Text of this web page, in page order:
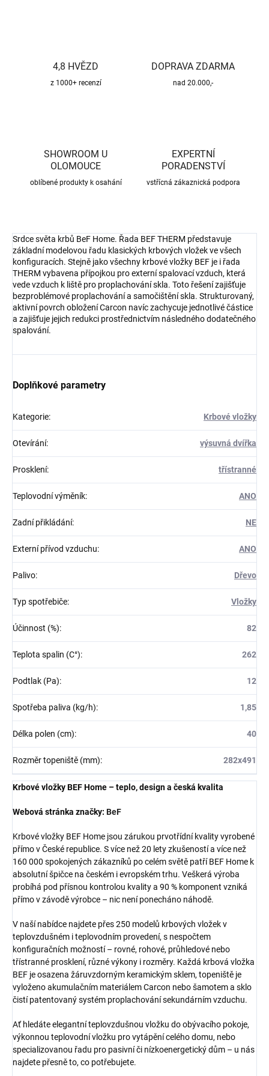
4,8 HVĚZD
z 1000+ recenzí
DOPRAVA ZDARMA
nad 20.000,-
SHOWROOM U
OLOMOUCE
oblíbené produkty k osahání
EXPERTNÍ
PORADENSTVÍ
vstřícná zákaznická podpora
Srdce světa krbů BeF Home. Řada BEF THERM představuje
základní modelovou řadu klasických krbových vložek ve všech
konfiguracích. Stejně jako všechny krbové vložky BEF je i řada
THERM vybavena přípojkou pro externí spalovací vzduch, která
vede vzduch k liště pro proplachování skla. Toto řešení zajišťuje
bezproblémové proplachování a samočištění skla. Strukturovaný,
aktivní povrch obložení Carcon navíc zachycuje jednotlivé částice
a zajišťuje jejich redukci prostřednictvím následného dodatečného
spalování.
Doplňkové parametry
Kategorie: Krbové vložky
Otevírání: výsuvná dvířka
Prosklení: třístranné
Teplovodní výměník: ANO
Zadní přikládání: NE
Externí přívod vzduchu: ANO
Palivo: Dřevo
Typ spotřebiče: Vložky
Účinnost (%): 82
Teplota spalin (C°): 262
Podtlak (Pa): 12
Spotřeba paliva (kg/h): 1,85
Délka polen (cm): 40
Rozměr topeniště (mm): 282x491
Krbové vložky BEF Home – teplo, design a česká kvalita
Webová stránka značky: BeF
Krbové vložky BEF Home jsou zárukou prvotřídní kvality vyrobené
přímo v České republice. S více než 20 lety zkušeností a více než
160 000 spokojených zákazníků po celém světě patří BEF Home k
absolutní špičce na českém i evropském trhu. Veškerá výroba
probíhá pod přísnou kontrolou kvality a 90 % komponent vzniká
přímo v závodě výrobce – nic není ponecháno náhodě.
V naší nabídce najdete přes 250 modelů krbových vložek v
teplovzdušném i teplovodním provedení, s nespočtem
konfiguračních možností – rovné, rohové, průhledové nebo
třístranné prosklení, různé výkony i rozměry. Každá krbová vložka
BEF je osazena žáruvzdorným keramickým sklem, topeniště je
vyloženo akumulačním materiálem Carcon nebo šamotem a sklo
čistí patentovaný systém proplachování sekundárním vzduchu.
Ať hledáte elegantní teplovzdušnou vložku do obývacího pokoje,
výkonnou teplovodní vložku pro vytápění celého domu, nebo
specializovanou řadu pro pasivní či nízkoenergetický dům – u nás
najdete přesně to, co potřebujete.